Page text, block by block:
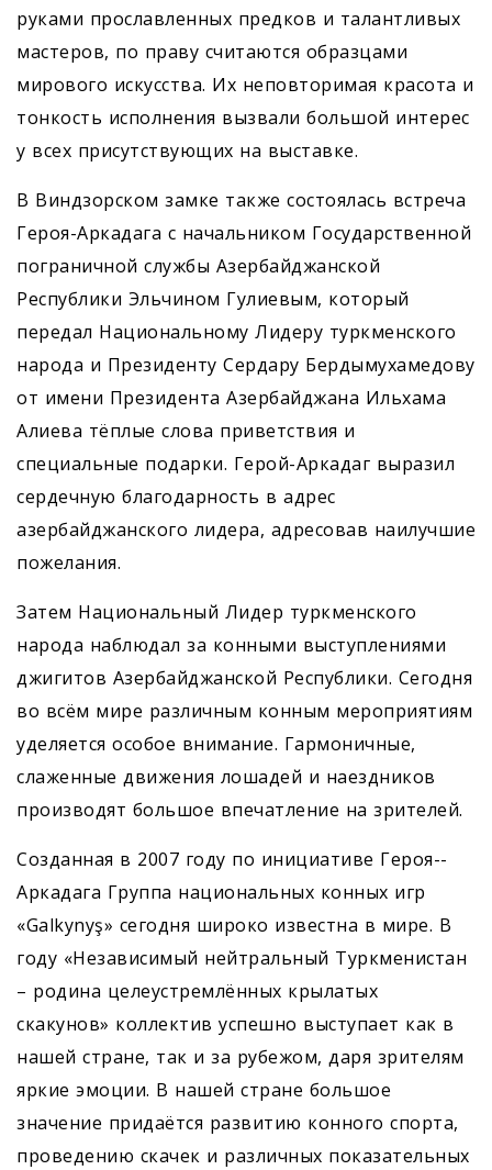
руками прославленных предков и талантливых
мастеров, по праву считаются образцами
мирового искусства. Их неповторимая красота и
тонкость исполнения вызвали большой интерес
у всех присутствующих на выставке.
В Виндзорском замке также состоялась встреча
Героя-­Аркадага с начальником Государственной
пограничной службы Азербайджанской
Республики Эльчином Гулиевым, который
передал Национальному Лидеру туркменского
народа и Президенту ­Сердару Бердымухамедову
от имени Президента Азербайджана Ильхама
Алиева тёплые слова приветствия и
специальные подарки. Герой-Аркадаг выразил
сердечную благодарность в адрес
азербайджанского лидера, адресовав наилучшие
пожелания.
Затем Национальный Лидер туркменского
народа наблюдал за конными выступлениями
джигитов Азербайджанской Республики. Сегодня
во всём мире различным конным мероприятиям
уделяется особое внимание. Гармоничные,
слаженные движения лошадей и наездников
производят большое впечатление на зрителей.
Созданная в 2007 году по инициативе Героя-­
Аркадага Группа нацио­нальных конных игр
«Galkynyş» сегодня широко известна в мире. В
году «Независимый нейтральный Туркменистан
– родина целеустремлённых крылатых
скакунов» коллектив успешно выступает как в
нашей стране, так и за рубежом, даря зрителям
яркие эмоции. В нашей стране большое
значение придаётся развитию конного спорта,
проведению скачек и различных показательных